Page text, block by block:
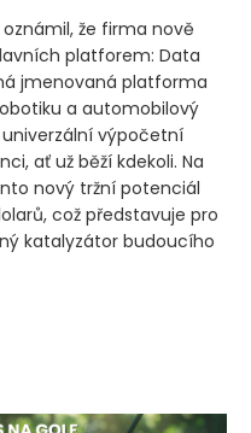
že firma nově
platforem: Data
jmenovaná platforma
a automobilový
výpočetní
ať už běží kdekoli. Na
nový tržní potenciál
což představuje pro
katalyzátor budoucího
prochází zásadní